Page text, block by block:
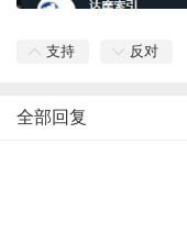
支持 反对
全部回复